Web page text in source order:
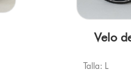
Velo
Talla: L